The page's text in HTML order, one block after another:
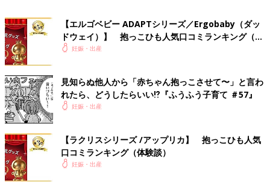
ュタイプがおすすめです。（神奈川県／7
ヶ月の赤ちゃんのママとパパ）
●エルゴベビーは色や柄が豊富。私たち夫婦
はシンプルなデザインが好きなので、服に
ッドがしっかりしているだけあって、長時
間抱っこしていても疲れません。いろんな
抱き方ができるのも◎。（東京都／7ヶ月
【エルゴベビー ADAPTシリーズ／Ergobaby（ダッ
ドウェイ）】 抱っこひも人気口コミランキング（体
験談）妊娠・出産
見知らぬ他人から「赤ちゃん抱っこさせて〜」と言わ
れたら、どうしたらいい⁉︎『ふうふう子育て ＃57』
妊娠・出産
【ラクリスシリーズ /アップリカ】 抱っこひも人気
口コミランキング（体験談）
妊娠・出産